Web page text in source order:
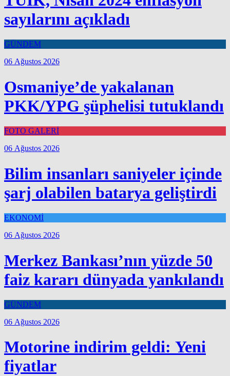
sayılarını açıkladı
GÜNDEM
06 Ağustos 2026
Osmaniye’de yakalanan
PKK/YPG şüphelisi tutuklandı
FOTO GALERİ
06 Ağustos 2026
Bilim insanları saniyeler içinde
şarj olabilen batarya geliştirdi
EKONOMİ
06 Ağustos 2026
Merkez Bankası’nın yüzde 50
faiz kararı dünyada yankılandı
GÜNDEM
06 Ağustos 2026
Motorine indirim geldi: Yeni
fiyatlar